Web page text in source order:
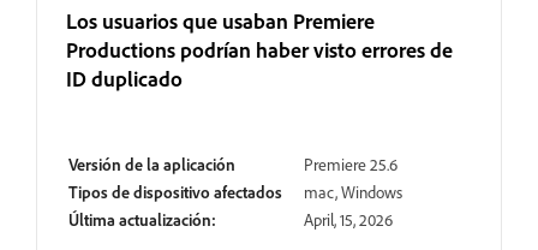
Los usuarios que usaban Premiere
Productions podrían haber visto errores de
ID duplicado
Versión de la aplicación
Premiere 25.6
Tipos de dispositivo afectados
mac, Windows
Última actualización:
April, 15, 2026